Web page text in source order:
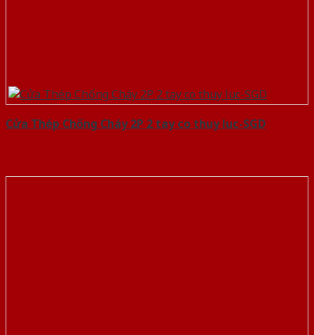
Cửa Thép Chống Cháy 2P 2 tay co thuy luc-SGD